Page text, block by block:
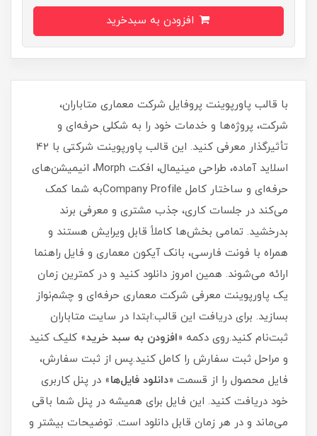
با قالب پاورپوینت پروفایل شرکت معماری متاباران،
شرکت، پروژه‌ها و خدمات خود را به شکلی حرفه‌ای و
تأثیرگذار معرفی کنید. این قالب پاورپوینت شرکتی با 42
اسلاید آماده، طراحی مینیمال، افکت Morph، انیمیشن‌های
حرفه‌ای و ساختار کامل Company Profileبه شما کمک
می‌کند در جلسات کاری، جذب مشتری و معرفی برند
بدرخشید. تمامی بخش‌ها کاملاً قابل ویرایش هستند و
همراه با فونت فارسی، بانک آیکون معماری و فایل راهنما
ارائه می‌شوند. همین امروز دانلود کنید و در کمترین زمان
یک پاورپوینت معرفی شرکت معماری حرفه‌ای و چشم‌نواز
بسازید. برای دریافت این قالب:ابتدا در سایت متاباران
ثبت‌نام کنید.روی دکمه «افزودن به سبد خرید» کلیک کنید
و مراحل ثبت سفارش را کامل کنید.پس از ثبت سفارش،
فایل محصول را از قسمت «دانلود فایل‌ها» در پنل کاربری
خود دریافت کنید. این فایل برای همیشه در پنل شما باقی
می‌ماند و در هر زمان قابل دانلود است. توضیحات بیشتر و